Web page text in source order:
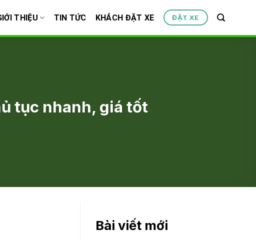
THIỆU TIN TỨC KHÁCH ĐẶT XE ĐẶT XE
tục nhanh, giá tốt
Bài viết mới